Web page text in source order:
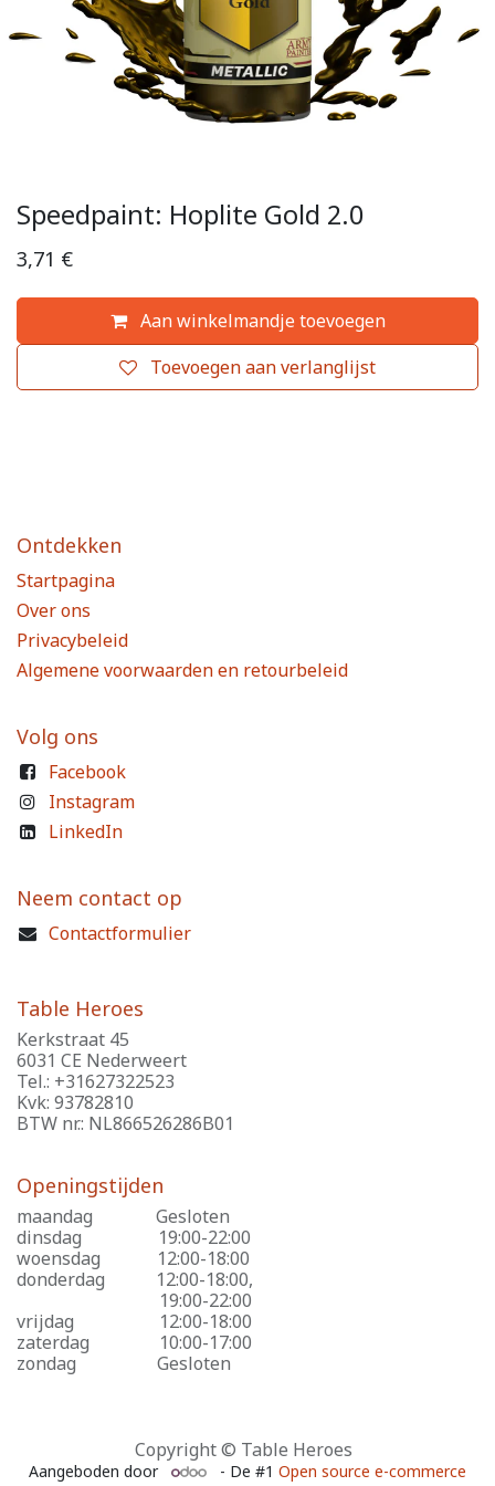
Speedpaint: Hoplite Gold 2.0
3,71 €
Aan winkelmandje toevoegen
Toevoegen aan verlanglijst
Ontdekken
Startpagina
Over ons
Privacybeleid
Algemene voorwaarden en retourbeleid
Volg ons
Facebook
Instagram
LinkedIn
Neem contact op
Contactformulier
Table Heroes
Kerkstraat 45
6031 CE Nederweert
Tel.: +31627322523
Kvk: 93782810
BTW nr.: NL866526286B01
Openingstijden
maandag
​Gesloten
dinsdag
​19:00-22:00
woensdag
​12:00-18:00
donderdag
​12:00-18:00,
​19:00-22:00
vrijdag
​12:00-18:00
zaterdag
​10:00-17:00
zondag
​Gesloten
Copyright © Table Heroes
Aangeboden door - De #1Open source e-commerce